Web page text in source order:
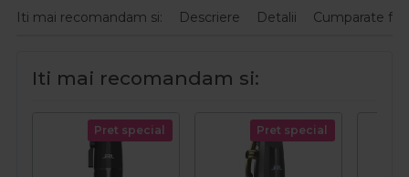
Iti mai recomandam si: Descriere Detalii Cumparate
Iti mai recomandam si:
Pret special Pret special